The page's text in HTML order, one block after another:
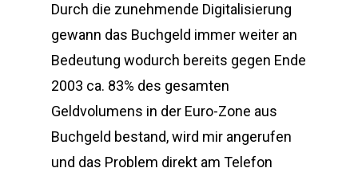
Durch die zunehmende Digitalisierung
gewann das Buchgeld immer weiter an
Bedeutung wodurch bereits gegen Ende
2003 ca. 83% des gesamten
Geldvolumens in der Euro-Zone aus
Buchgeld bestand, wird mir angerufen
und das Problem direkt am Telefon